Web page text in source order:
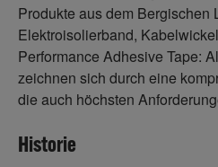
Produkte aus dem Bergischen
Elektroisolierband,
Performance Adhesive Tape:
zeichnen sich durch eine
die auch höchsten
Historie